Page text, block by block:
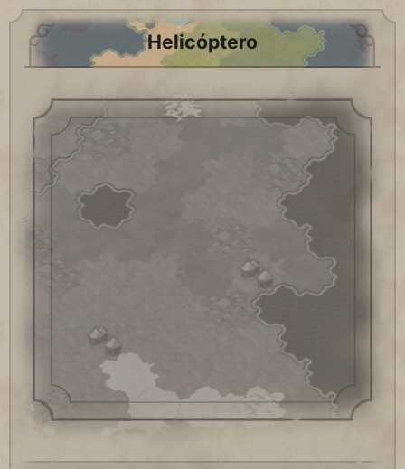
Helicóptero